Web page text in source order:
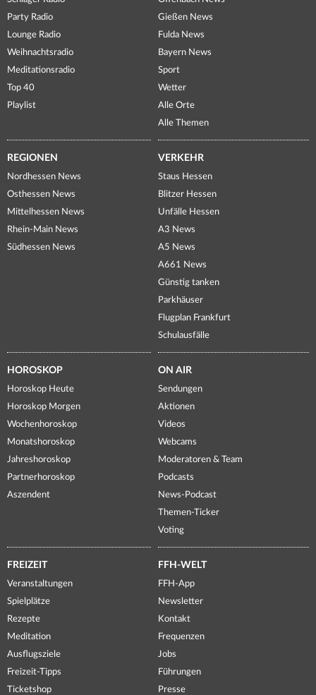
Party Radio
Lounge Radio
Weihnachtsradio
Meditationsradio
Top 40
Playlist
Gießen News
Fulda News
Bayern News
Sport
Wetter
Alle Orte
Alle Themen
REGIONEN
Nordhessen News
Osthessen News
Mittelhessen News
Rhein-Main News
Südhessen News
VERKEHR
Staus Hessen
Blitzer Hessen
Unfälle Hessen
A3 News
A5 News
A661 News
Günstig tanken
Parkhäuser
Flugplan Frankfurt
Schulausfälle
HOROSKOP
Horoskop Heute
Horoskop Morgen
Wochenhoroskop
Monatshoroskop
Jahreshoroskop
Partnerhoroskop
Aszendent
ON AIR
Sendungen
Aktionen
Videos
Webcams
Moderatoren & Team
Podcasts
News-Podcast
Themen-Ticker
Voting
FREIZEIT
Veranstaltungen
Spielplätze
Rezepte
Meditation
Ausflugsziele
Freizeit-Tipps
Ticketshop
FFH-WELT
FFH-App
Newsletter
Kontakt
Frequenzen
Jobs
Führungen
Presse